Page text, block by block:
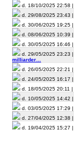
d. 18/10/2025 22:58 |
d. 29/08/2025 23:43 |
d. 30/06/2025 19:25 |
d. 08/06/2025 10:39 |
d. 30/05/2025 16:46 |
d. 29/05/2025 23:23 |
milliarder…
d. 26/05/2025 22:21 |
d. 24/05/2025 16:17 |
d. 18/05/2025 20:11 |
d. 10/05/2025 14:42 |
d. 03/05/2025 17:29 |
d. 27/04/2025 12:38 |
d. 19/04/2025 15:27 |